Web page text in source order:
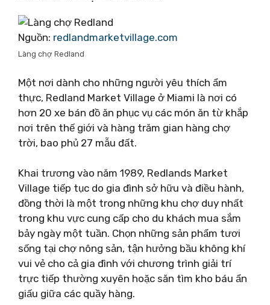
Nguồn: redlandmarketvillage.com
Làng chợ Redland
Một nơi dành cho những người yêu thích ẩm
thực, Redland Market Village ở Miami là nơi có
hơn 20 xe bán đồ ăn phục vụ các món ăn từ khắp
nơi trên thế giới và hàng trăm gian hàng chợ
trời, bao phủ 27 mẫu đất.
Khai trương vào năm 1989, Redlands Market
Village tiếp tục do gia đình sở hữu và điều hành,
đồng thời là một trong những khu chợ duy nhất
trong khu vực cung cấp cho du khách mua sắm
bảy ngày một tuần. Chọn những sản phẩm tươi
sống tại chợ nông sản, tận hưởng bầu không khí
vui vẻ cho cả gia đình với chương trình giải trí
trực tiếp thường xuyên hoặc săn tìm kho báu ẩn
giấu giữa các quầy hàng.